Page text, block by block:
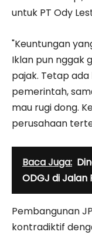
untuk PT Ody
"Keuntungan
Iklan pun nggak
pajak. Tetap
pemerintah,
mau rugi dong.
perusahaan
Baca Juga:
ODGJ di Jalan
Pembangunan
kontradiktif